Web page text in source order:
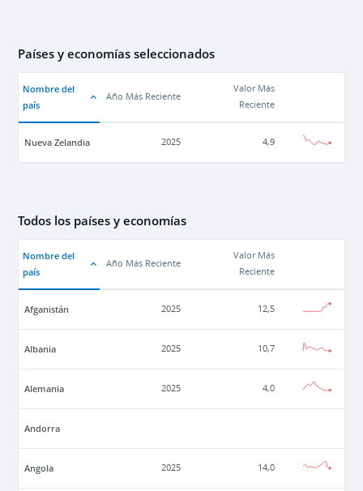
Países y economías seleccionados
Nombre del
país
Año Más Reciente
Valor Más
Reciente
Nueva Zelandia 2025 4,9
Todos los países y economías
Nombre del
país
Año Más Reciente
Valor Más
Reciente
Afganistán 2025 12,5
Albania 2025 10,7
Alemania 2025 4,0
Andorra
Angola 2025 14,0